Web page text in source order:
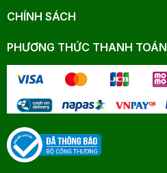
CHÍNH SÁCH
PHƯƠNG THỨC THANH TOÁN